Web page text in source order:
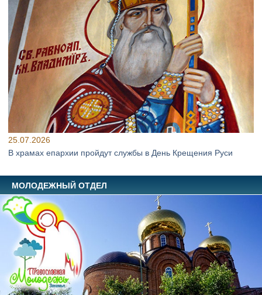
25.07.2026
В храмах епархии пройдут службы в День Крещения Руси
МОЛОДЕЖНЫЙ ОТДЕЛ